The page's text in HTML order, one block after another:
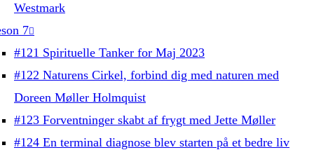
Westmark
7
#121 Spirituelle Tanker for Maj 2023
#122 Naturens Cirkel, forbind dig med naturen med
Doreen Møller Holmquist
#123 Forventninger skabt af frygt med Jette Møller
#124 En terminal diagnose blev starten på et bedre liv